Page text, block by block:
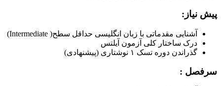
پیش نیاز:
آشنایی مقدماتی با زبان انگلیسی حداقل سطح( Intermediate)
درک ساختار کلی آزمون آیلتس
گذراندن دوره تسک ۱ نوشتاری (پیشنهادی)
سرفصل :